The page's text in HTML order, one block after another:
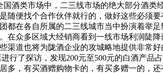
酒类市场中，二三线市场的绝大部分酒类
便找个合作伙伴就行的，做好这些必须
在各自所属的二三线城市当中扮演着举
众多区域大经销商看到一线市场利润陡
道也将为陇酒企业的攻城略地提供非常好
了探访，发现200元至500元的白酒产品
多，有买酒赠购物卡的，有买多赠一的，